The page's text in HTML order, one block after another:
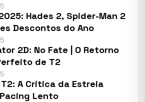
Hades 2, Spider-Man 2
Descontos do Ano
2D: No Fate | O Retorno
de T2
A Crítica da Estreia
Lento